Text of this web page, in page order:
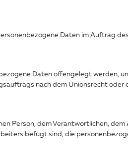
Daten im Auftrag
Daten offengelegt werden,
nach dem Unionsrecht oder
Person, dem Verantwortlichen,
befugt sind, die